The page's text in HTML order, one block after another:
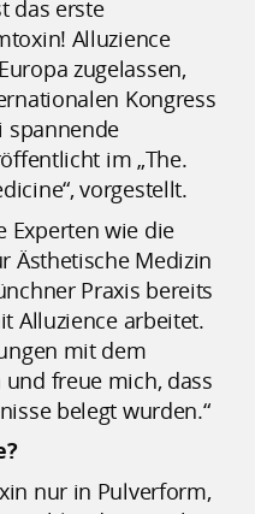
das erste
Alluzience
zugelassen,
Kongress
spannende
im „The.
vorgestellt.
Experten wie die
Ästhetische Medizin
Praxis bereits
Alluzience arbeitet.
mit dem
freue mich, dass
belegt wurden.“
nur in Pulverform,